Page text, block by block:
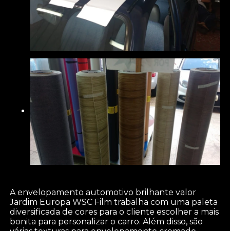
A envelopamento automotivo brilhante valor
Jardim Europa WSC Film trabalha com uma paleta
diversificada de cores para o cliente escolher a mais
bonita para personalizar o carro. Além disso, são